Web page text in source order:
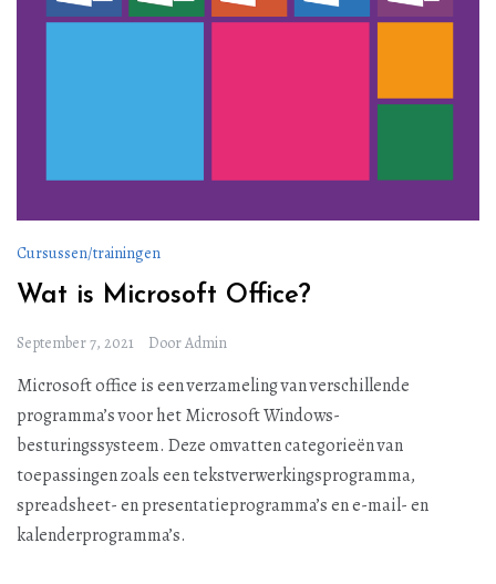
Cursussen/trainingen
Wat is Microsoft Office?
September 7, 2021 DoorAdmin
Microsoft office is een verzameling van verschillende
programma’s voor het Microsoft Windows-
besturingssysteem. Deze omvatten categorieën van
toepassingen zoals een tekstverwerkingsprogramma,
spreadsheet- en presentatieprogramma’s en e-mail- en
kalenderprogramma’s.